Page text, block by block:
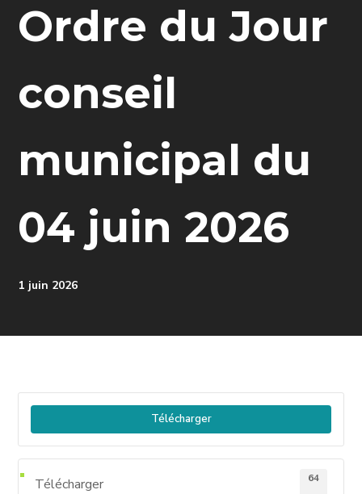
Ordre du Jour
conseil
municipal du
04 juin 2026
1 juin 2026
Télécharger
Télécharger 64